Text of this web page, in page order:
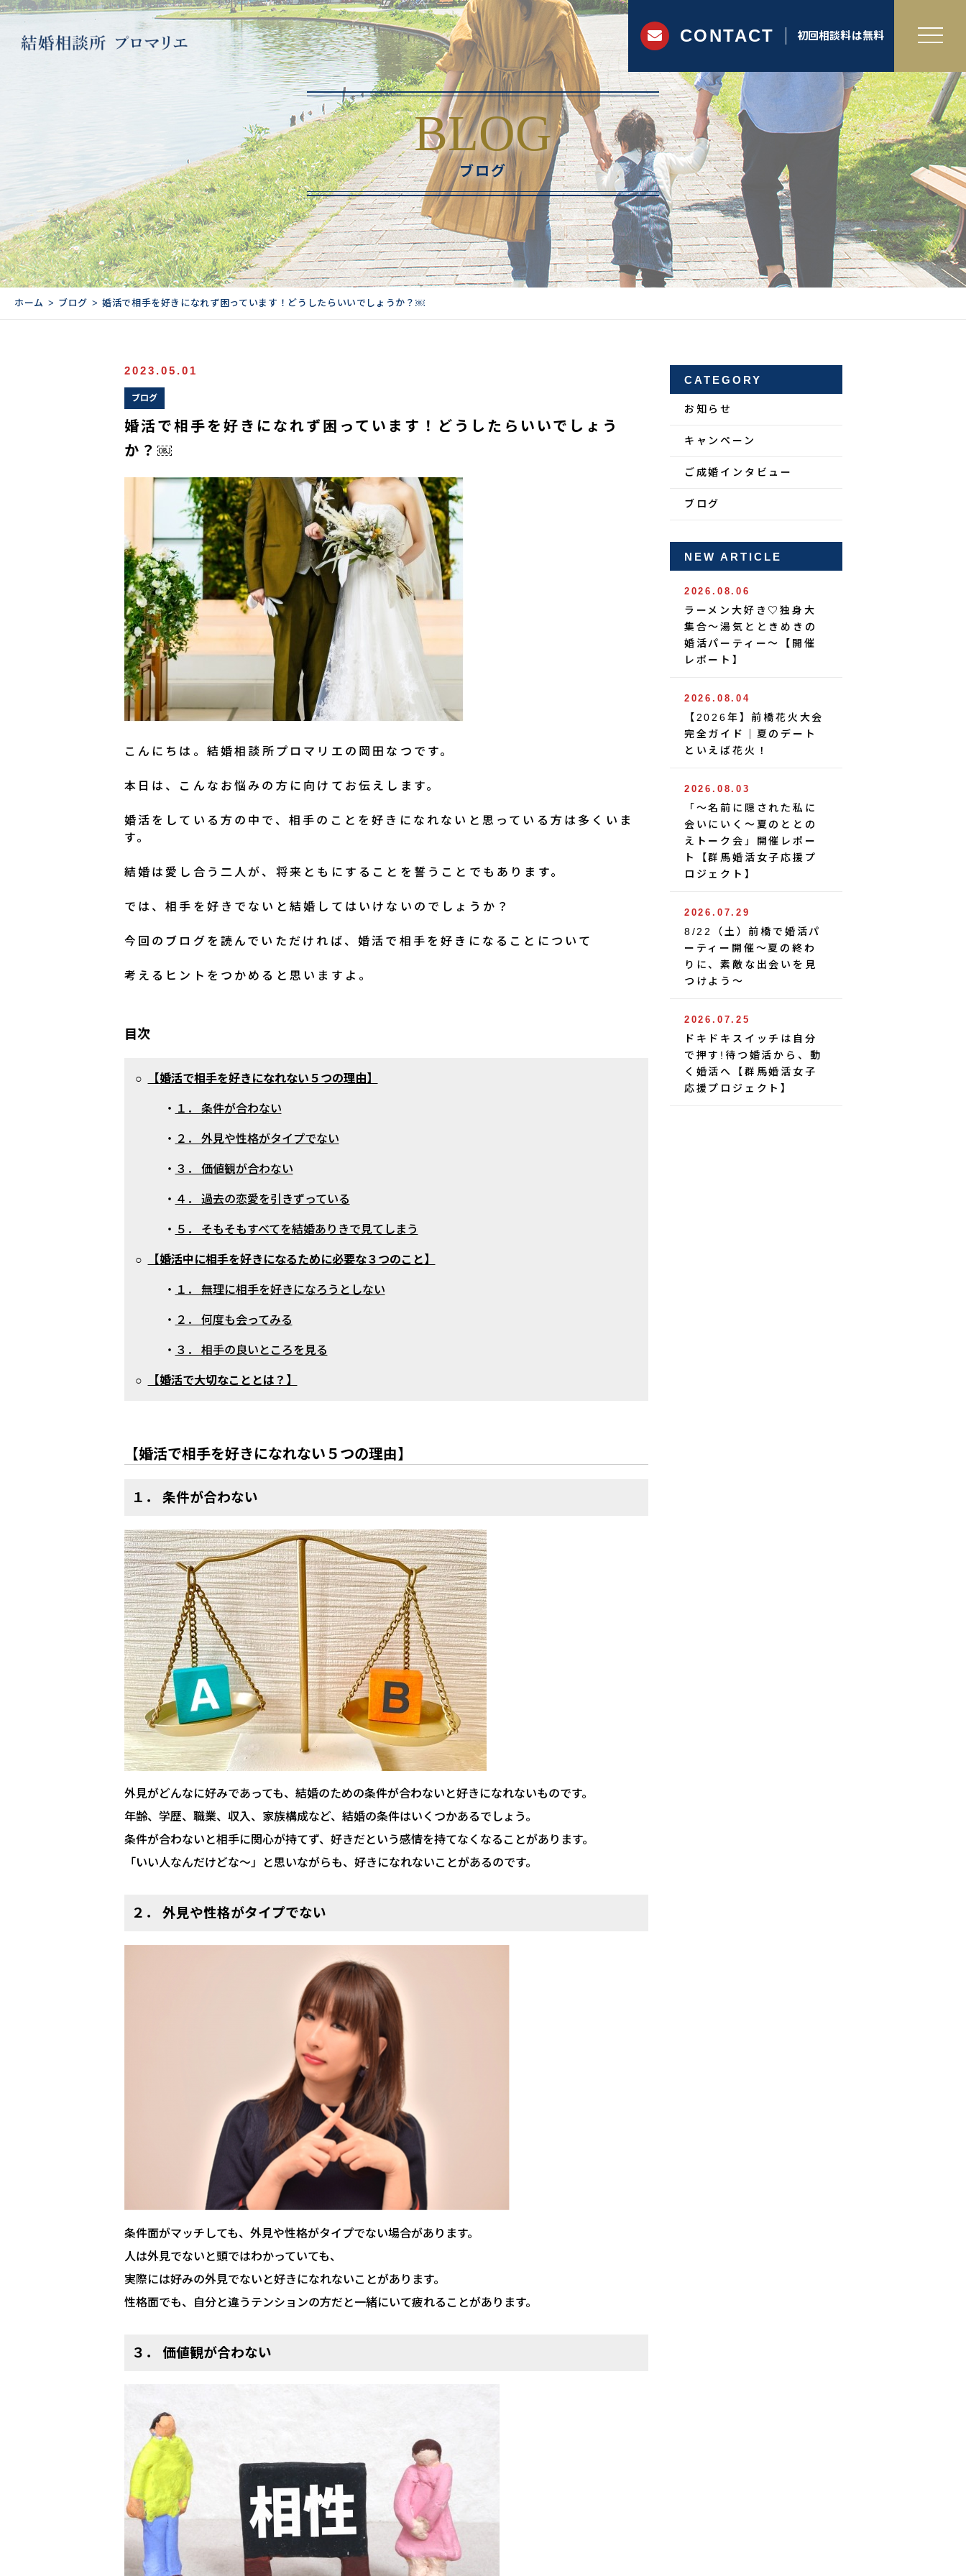
CONTACT 初回相談料は無料
BLOG
ブログ
ホーム ブログ 婚活で相手を好きになれず困っています！どうしたらいいでしょうか？￼
2023.05.01
ブログ
婚活で相手を好きになれず困っています！どうしたらいいでしょう
か？￼
こんにちは。 結婚相談所プロマリエ の岡田なつです。
本日は、こんなお悩みの方に向けてお伝えします。
婚活をしている方の中で、相手のことを好きになれないと思っている方は多くいま
す。
結婚は愛し合う二人が、将来ともにすることを誓うことでもあります。
では、相手を好きでないと結婚してはいけないのでしょうか？
今回のブログを読んでいただければ、婚活で相手を好きになることについて
考えるヒントをつかめると思いますよ。
目次
○ 【婚活で相手を好きになれない５つの理由】
・ １． 条件が合わない
・ ２． 外見や性格がタイプでない
・ ３． 価値観が合わない
・ ４． 過去の恋愛を引きずっている
・ ５． そもそもすべてを結婚ありきで見てしまう
○ 【婚活中に相手を好きになるために必要な３つのこと】
・ １． 無理に相手を好きになろうとしない
・ ２． 何度も会ってみる
・ ３． 相手の良いところを見る
○ 【婚活で大切なこととは？】
【婚活で相手を好きになれない５つの理由】
１． 条件が合わない
外見がどんなに好みであっても、結婚のための条件が合わないと好きになれないものです。
年齢、学歴、職業、収入、家族構成など、結婚の条件はいくつかあるでしょう。
条件が合わないと相手に関心が持てず、好きだという感情を持てなくなることがあります。
「いい人なんだけどな～」と思いながらも、好きになれないことがあるのです。
２． 外見や性格がタイプでない
条件面がマッチしても、外見や性格がタイプでない場合があります。
人は外見でないと頭ではわかっていても、
実際には好みの外見でないと好きになれないことがあります。
性格面でも、自分と違うテンションの方だと一緒にいて疲れることがあります。
３． 価値観が合わない
CATEGORY
お知らせ
キャンペーン
ご成婚インタビュー
ブログ
NEW ARTICLE
2026.08.06
ラーメン大好き♡独身大
集合〜湯気とときめきの
婚活パーティー〜【開催
レポート】
2026.08.04
【2026年】前橋花火大会
完全ガイド｜夏のデート
といえば花火！
2026.08.03
「〜名前に隠された私に
会いにいく〜夏のととの
えトーク会」開催レポー
ト【群馬婚活女子応援プ
ロジェクト】
2026.07.29
8/22（土）前橋で婚活パ
ーティー開催〜夏の終わ
りに、素敵な出会いを見
つけよう〜
2026.07.25
ドキドキスイッチは自分
で押す!待つ婚活から、動
く婚活へ【群馬婚活女子
応援プロジェクト】